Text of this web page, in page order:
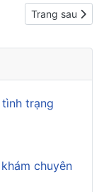
cân đúng chuẩn
Next article:
Trang sau
trạng
chuyên